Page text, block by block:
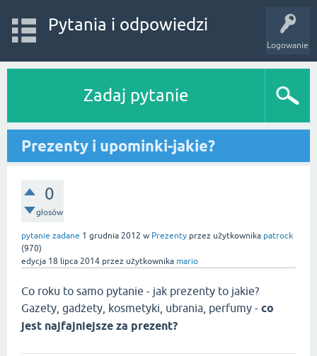
Logowanie
Pytania i odpowiedzi
Zadaj pytanie
Prezenty i upominki-jakie?
0
głosów
pytanie zadane 1 grudnia 2012 w Prezenty przez użytkownika patrock
(970)
edycja 18 lipca 2014 przez użytkownika mario
Co roku to samo pytanie - jak prezenty to jakie?
Gazety, gadżety, kosmetyki, ubrania, perfumy - co
jest najfajniejsze za prezent?